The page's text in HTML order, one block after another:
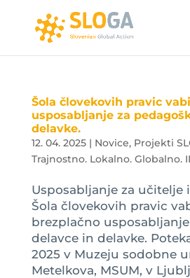
Šola človekovih pravic
usposabljanje za
delavke.
12. 04. 2025| Novice, Projekti
Trajnostno. Lokalno. Globalno. II
Usposabljanje za učitelje
Šola človekovih pravic
brezplačno
delavce in delavke.
2025 v Muzeju sodobne
Metelkova, MSUM, v